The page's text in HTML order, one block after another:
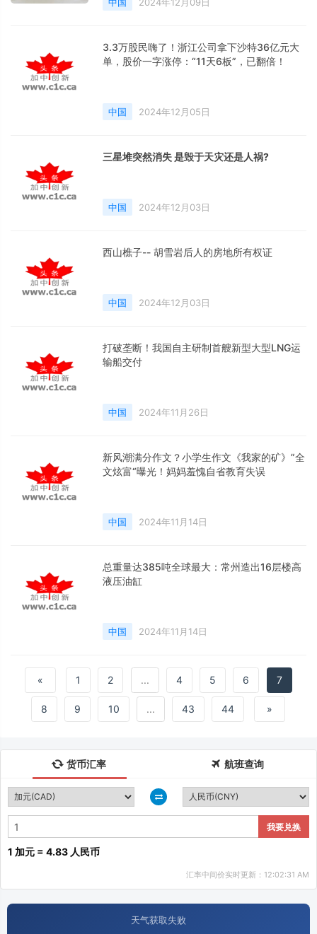
3.3万股民嗨了！浙江公司拿下沙特36亿元大
单，股价一字涨停：“11天6板”，已翻倍！
中国 2024年12月05日
三星堆突然消失 是毁于天灾还是人祸?
中国 2024年12月03日
西山樵子-- 胡雪岩后人的房地所有权证
中国 2024年12月03日
打破垄断！我国自主研制首艘新型大型LNG运
输船交付
中国 2024年11月26日
新风潮满分作文？小学生作文《我家的矿》”全
文炫富“曝光！妈妈羞愧自省教育失误
中国 2024年11月14日
总重量达385吨全球最大：常州造出16层楼高
液压油缸
中国 2024年11月14日
« 1 2 ... 4 5 6 7
8 9 10 ... 43 44 »
货币汇率 航班查询
我要兑换
1 加元 = 4.83 人民币
汇率中间价实时更新：12:02:31 AM
天气获取失败